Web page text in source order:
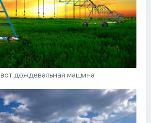
дождевальная машина